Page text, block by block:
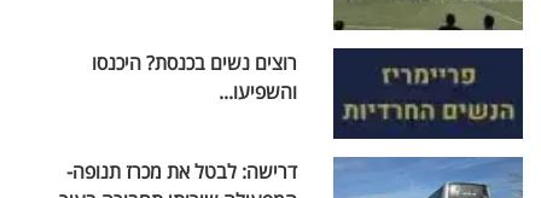
רוצים נשים בכנסת? היכנסו
והשפיעו...
דרישה: לבטל את מכרז תנופה-